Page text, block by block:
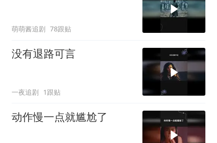
萌萌酱追剧 78跟贴
没有退路可言
一夜追剧 1跟贴
动作慢一点就尴尬了